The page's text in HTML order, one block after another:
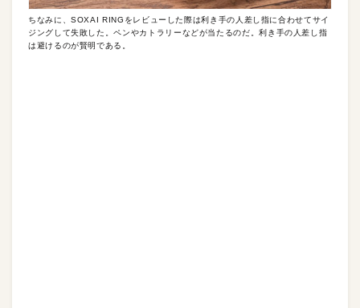
ちなみに、SOXAI RINGをレビューした際は利き手の人差し指に合わせてサイ
ジングして失敗した。ペンやカトラリーなどが当たるのだ。利き手の人差し指
は避けるのが賢明である。